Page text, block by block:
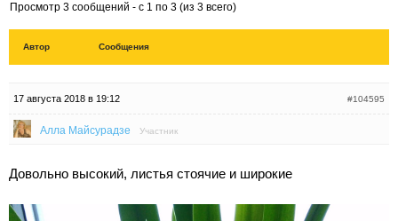
Просмотр 3 сообщений - с 1 по 3 (из 3 всего)
Автор Сообщения
17 августа 2018 в 19:12 #104595
Алла Майсурадзе Участник
Довольно высокий, листья стоячие и широкие